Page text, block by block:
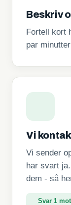
Beskriv
Fortell kort
par
Vi
Vi sender
har svart
dem - så
Svar 1